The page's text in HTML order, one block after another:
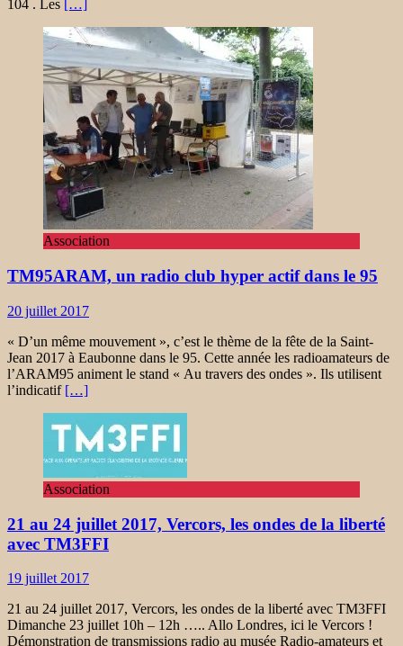
104 . Les […]
Association
TM95ARAM, un radio club hyper actif dans le 95
20 juillet 2017
« D’un même mouvement », c’est le thème de la fête de la Saint-
Jean 2017 à Eaubonne dans le 95. Cette année les radioamateurs de
l’ARAM95 animent le stand « Au travers des ondes ». Ils utilisent
l’indicatif […]
Association
21 au 24 juillet 2017, Vercors, les ondes de la liberté
avec TM3FFI
19 juillet 2017
21 au 24 juillet 2017, Vercors, les ondes de la liberté avec TM3FFI
Dimanche 23 juillet 10h – 12h ….. Allo Londres, ici le Vercors !
Démonstration de transmissions radio au musée Radio-amateurs et